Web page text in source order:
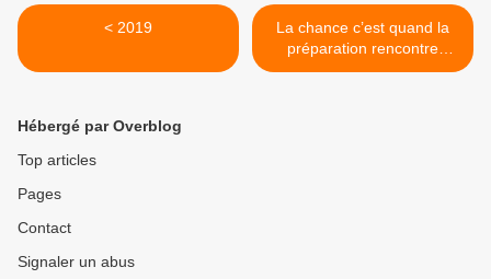
< 2019
La chance c’est quand la
préparation rencontre
l’opportunité… Je suis
Hébergé par Overblog
Top articles
Pages
Contact
Signaler un abus